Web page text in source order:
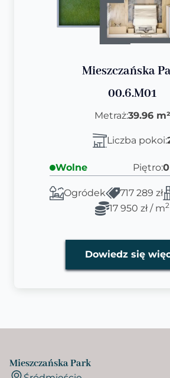
Mieszczańska
00.6.M01
Metraż:39.96 m²
Liczba pokoi:
Wolne Piętro:0
Ogródek 717 289 zł
17 950 zł / m2
Dowiedz się
Mieszczańska Park